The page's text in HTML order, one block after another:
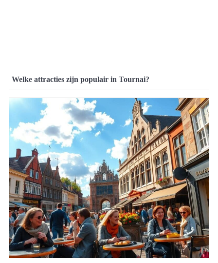
Welke attracties zijn populair in Tournai?